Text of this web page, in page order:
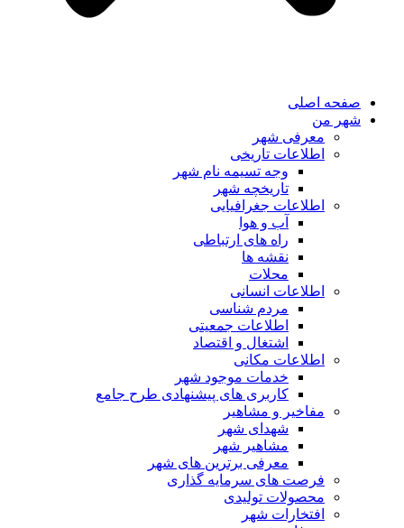
صفحه اصلی
شهر من
معرفی شهر
اطلاعات تاریخی
وجه تسیمه نام شهر
تاریخچه شهر
اطلاعات جغرافیایی
آب و هوا
راه های ارتباطی
نقشه ها
محلات
اطلاعات انسانی
مردم شناسی
اطلاعات جمعیتی
اشتغال و اقتصاد
اطلاعات مکانی
خدمات موجود شهر
کاربری های پیشنهادی طرح جامع
مفاخیر و مشاهیر
شهدای شهر
مشاهیر شهر
معرفی برترین های شهر
فرصت های سرمایه گذاری
محصولات تولیدی
افتخارات شهر